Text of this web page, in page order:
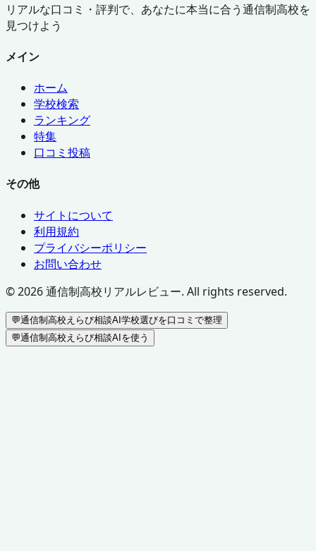
リアルな口コミ・評判で、あなたに本当に合う通信制高校を
見つけよう
メイン
ホーム
学校検索
ランキング
特集
口コミ投稿
その他
サイトについて
利用規約
プライバシーポリシー
お問い合わせ
©2026通信制高校リアルレビュー. All rights reserved.
💬通信制高校えらび相談AI学校選びを口コミで整理
💬通信制高校えらび相談AIを使う